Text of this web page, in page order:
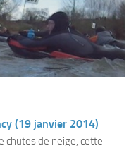
(19 janvier 2014)
chutes de neige, cette